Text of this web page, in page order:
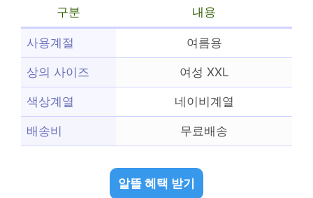
구분 내용
사용계절 여름용
상의 사이즈 여성 XXL
색상계열 네이비계열
배송비 무료배송
알뜰 혜택 받기